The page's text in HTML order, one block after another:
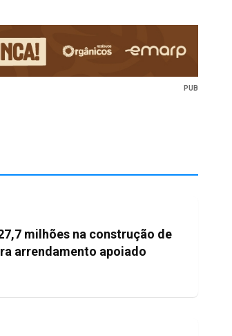
PUB
milhões na construção de
arrendamento apoiado